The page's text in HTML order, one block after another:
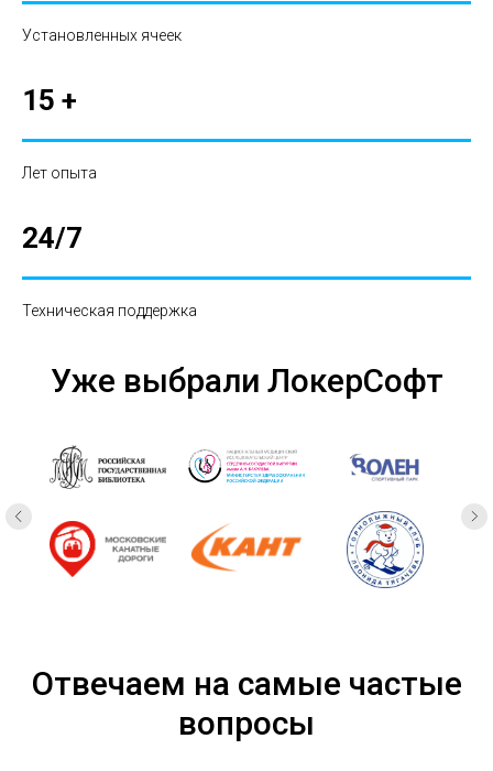
Установленных ячеек
15 +
Лет опыта
24/7
Техническая поддержка
Уже выбрали ЛокерСофт
Отвечаем на самые частые
вопросы